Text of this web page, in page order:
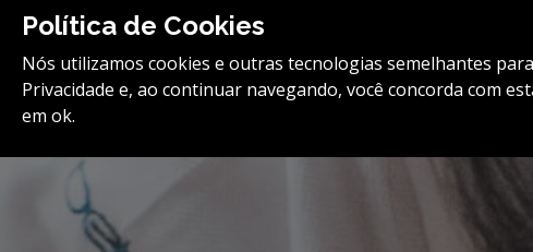
safety@betach.com.br
Política de Cookies
Nós utilizamos cookies e outras tecnologias semelhantes
Privacidade e, ao continuar navegando, você concorda com
em ok.